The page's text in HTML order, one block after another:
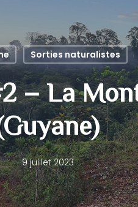
Sorties naturalistes
– La
9 juillet 2023